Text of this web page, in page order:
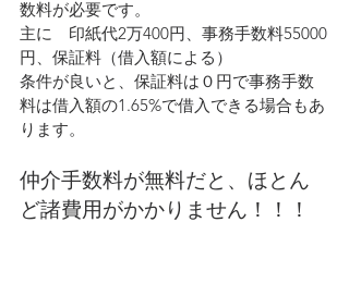
数料が必要です。
主に　印紙代2万400円、事務手数料55000
円、保証料（借入額による）
条件が良いと、保証料は０円で事務手数
料は借入額の1.65%で借入できる場合もあ
ります。
仲介手数料が無料だと、ほとん
ど諸費用がかかりません！！！